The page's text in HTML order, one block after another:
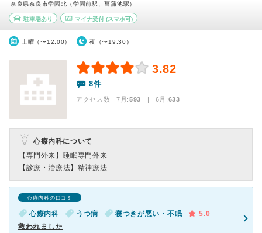
奈良県奈良市学園北（学園前駅、菖蒲池駅）
駐車場あり マイナ受付(スマホ可)
土曜（〜12:00） 夜（〜19:30）
3.82
8件
アクセス数 7月:593 | 6月:633
心療内科について
【専門外来】 睡眠専門外来
【診療・治療法】 精神療法
心療内科の口コミ
心療内科 うつ病 寝つきが悪い・不眠
5.0
救われました